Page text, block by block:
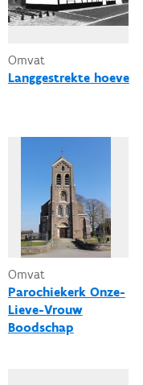
Omvat
Langgestrekte hoeve
Omvat
Parochiekerk Onze-
Lieve-Vrouw
Boodschap